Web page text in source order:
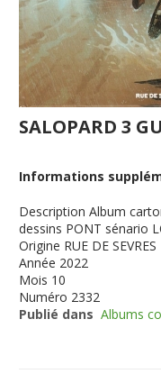
SALOPARD 3
Informations
Description Album
dessins PONT sénario
Origine RUE DE SEVRES
Année 2022
Mois 10
Numéro 2332
Publié dans Albums